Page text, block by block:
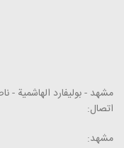
مشهد - بوليفارد الهاشمية - ناصية
اتصال:
مشهد: